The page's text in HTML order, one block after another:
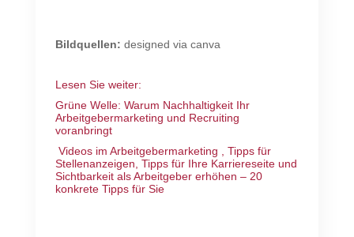
Bildquellen: designed via canva
Lesen Sie weiter:
Grüne Welle: Warum Nachhaltigkeit Ihr
Arbeitgebermarketing und Recruiting
voranbringt
Videos im Arbeitgebermarketing
Tipps für
Stellenanzeigen Tipps für Ihre Karriereseiteund
Sichtbarkeit als Arbeitgeber erhöhen – 20
konkrete Tipps für Sie